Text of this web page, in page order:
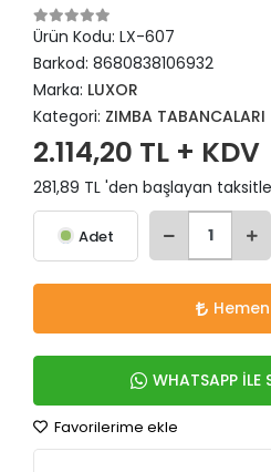
Ürün Kodu: LX-607
Barkod: 8680838106932
Marka: LUXOR
Kategori: ZIMBA TABANCALARI
2.114,20 TL + KDV
281,89 TL 'den başlayan
Adet
WHATSAPP İLE
Favorilerime ekle